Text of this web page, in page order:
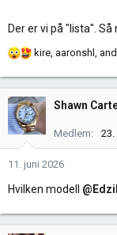
Der er vi på "lista". Så
R
k
s
j
o
n
r
kire, aaronshl ,
Shawn
Medlem
11. juni 2026
Hvilken modell